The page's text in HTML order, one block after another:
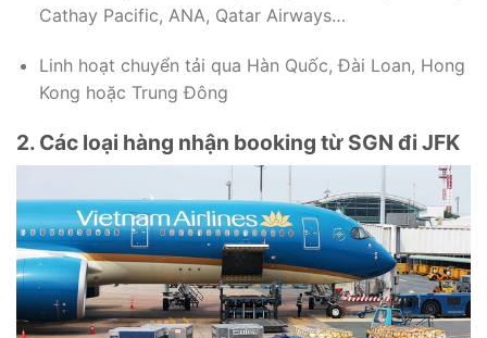
Cathay Pacific, ANA, Qatar Airways…
Linh hoạt chuyển tải qua Hàn Quốc, Đài Loan, Hong
Kong hoặc Trung Đông
2. Các loại hàng nhận booking từ SGN đi JFK